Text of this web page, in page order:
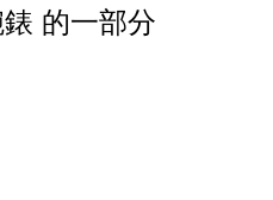
的一部分